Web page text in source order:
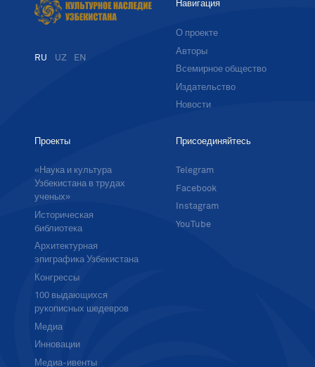
RU UZ EN
Навигация
О проекте
Авторы
Всемирное общество
Издательство
Новости
Проекты
«Наука и культура
Узбекистана в трудах
ученых»
Историческая
библиотека
Архитектурная
эпиграфика Узбекистана
Конгрессы
100 выдающихся
рукописных шедевров
Медиа
Инновации
Медиа-ивенты
Присоединяйтесь
Telegram
Facebook
Instagram
YouTube